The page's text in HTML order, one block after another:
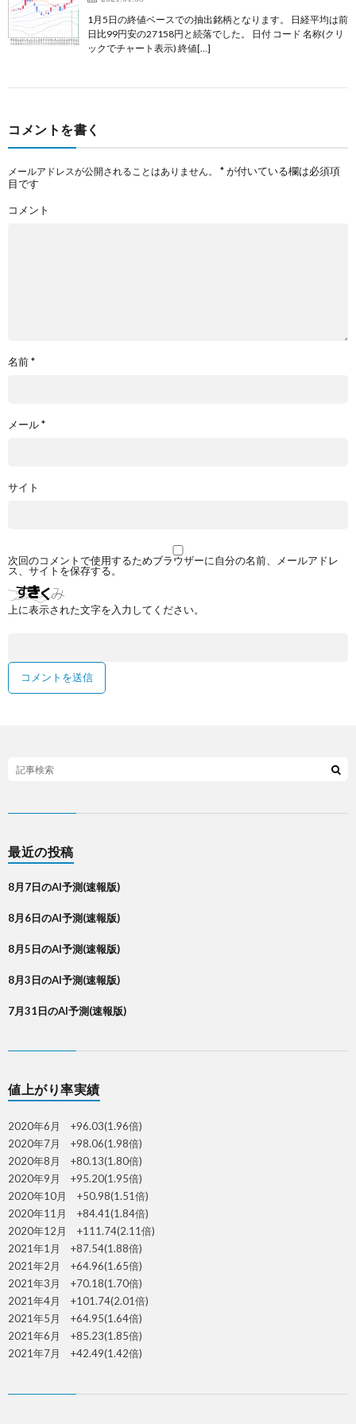
1月5日の終値ベースでの抽出銘柄となります。 日経平均は前
日比99円安の27158円と続落でした。 日付 コード 名称(クリ
ックでチャート表示) 終値[…]
コメントを書く
メールアドレスが公開されることはありません。 *が付いている欄は必須項
目です
コメント
名前*
メール*
サイト
次回のコメントで使用するためブラウザーに自分の名前、メールアドレ
ス、サイトを保存する。
上に表示された文字を入力してください。
最近の投稿
8月7日のAI予測(速報版)
8月6日のAI予測(速報版)
8月5日のAI予測(速報版)
8月3日のAI予測(速報版)
7月31日のAI予測(速報版)
値上がり率実績
2020年6月 +96.03(1.96倍)
2020年7月 +98.06(1.98倍)
2020年8月 +80.13(1.80倍)
2020年9月 +95.20(1.95倍)
2020年10月 +50.98(1.51倍)
2020年11月 +84.41(1.84倍)
2020年12月 +111.74(2.11倍)
2021年1月 +87.54(1.88倍)
2021年2月 +64.96(1.65倍)
2021年3月 +70.18(1.70倍)
2021年4月 +101.74(2.01倍)
2021年5月 +64.95(1.64倍)
2021年6月 +85.23(1.85倍)
2021年7月 +42.49(1.42倍)